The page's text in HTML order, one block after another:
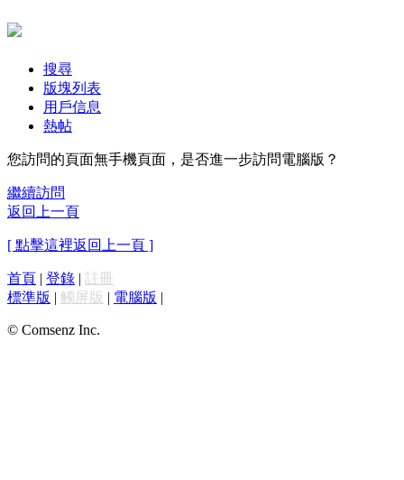
搜尋
版塊列表
用戶信息
熱帖
您訪問的頁面無手機頁面，是否進一步訪問電腦版？
繼續訪問
返回上一頁
[ 點擊這裡返回上一頁 ]
首頁 | 登錄 | 註冊
標準版 | 觸屏版 | 電腦版 |
© Comsenz Inc.